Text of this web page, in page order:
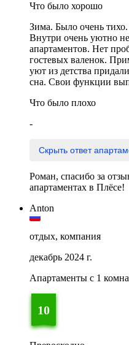
Что было хорошо
Зима. Было очень
Внутри очень уютно
апартаментов. Нет
гостевых валенок.
уют из детства
сна. Свои функции
Что было плохо
-
Скрыть ответ
Роман, спасибо за
апартаментах в Плёсе!
Anton
отдых, компания
декабрь 2024 г.
Апартаменты c 1
10